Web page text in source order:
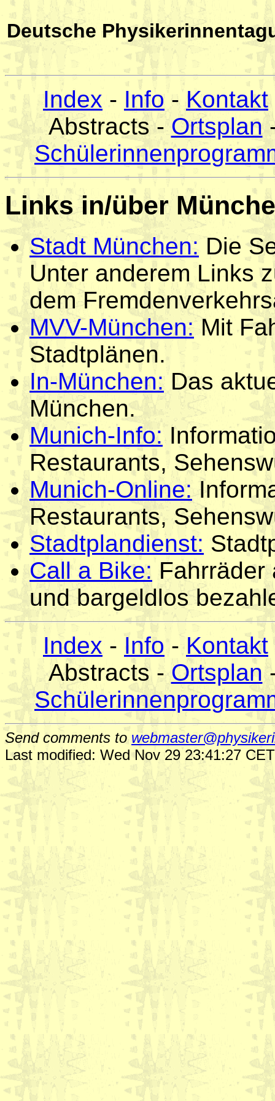
Deutsche
Index - Info - Kontakt
Abstracts - Ortsplan
Links in/über
Stadt München: Die
Unter anderem Links
dem
MVV-München: Mit
Stadtplänen.
In-München: Das
München.
Munich-Info:
Restaurants,
Munich-Online:
Restaurants,
Stadtplandienst:
Call a Bike: Fahrräder
und bargeldlos
Index - Info - Kontakt
Abstracts - Ortsplan
Send comments to
Last modified: Wed Nov 29 23:41:27